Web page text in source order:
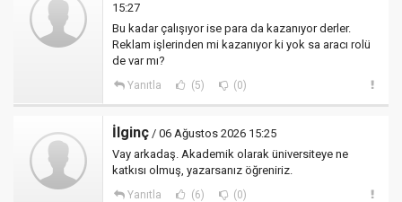
15:27
Bu kadar çalışıyor ise para da kazanıyor derler.
Reklam işlerinden mi kazanıyor ki yok sa aracı rolü
de var mı?
Yanıtla (5) (0)
İlginç / 06 Ağustos 2026 15:25
Vay arkadaş. Akademik olarak üniversiteye ne
katkısı olmuş, yazarsanız öğreniriz.
Yanıtla (6) (0)